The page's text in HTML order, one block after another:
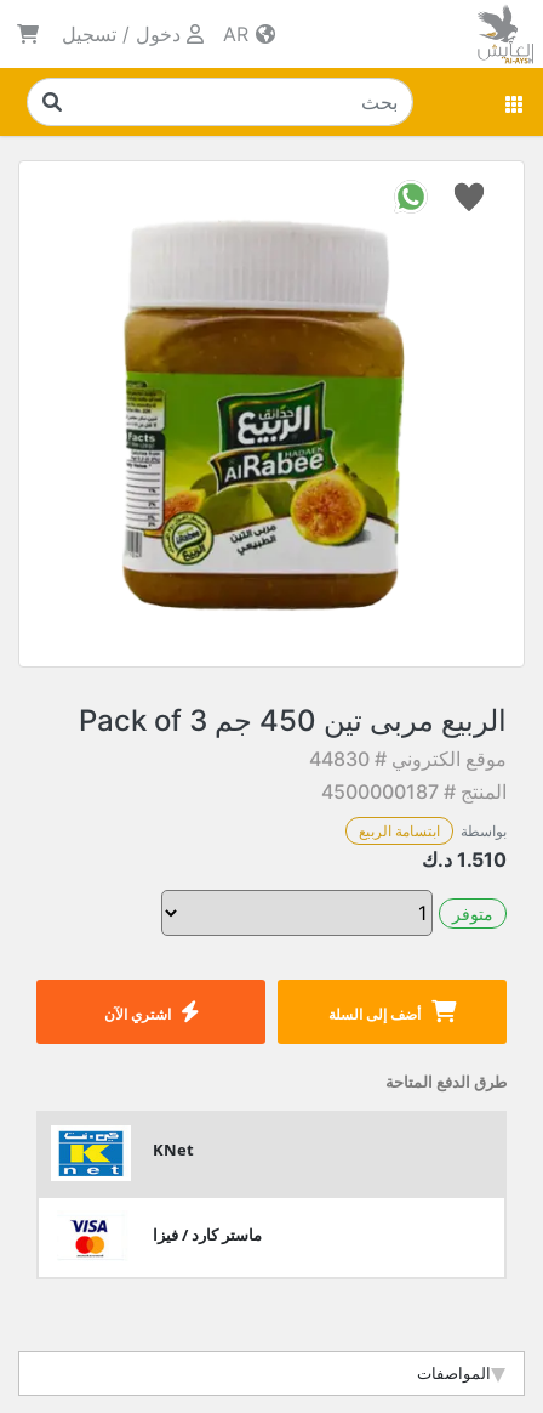
دخول / تسجيل
الربيع مربى تين 450 جم Pack of 3
موقع الكتروني # 44830
المنتج # 4500000187
بواسطة ابتسامة الربيع
1.510 د.ك
متوفر
أضف إلى السلة اشتري الآن
طرق الدفع المتاحة
KNet
ماستر كارد / فيزا
المواصفات